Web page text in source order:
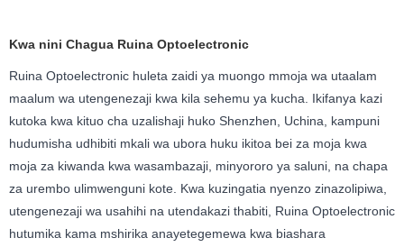
Kwa nini Chagua Ruina Optoelectronic
Ruina Optoelectronic huleta zaidi ya muongo mmoja wa utaalam
maalum wa utengenezaji kwa kila sehemu ya kucha. Ikifanya kazi
kutoka kwa kituo cha uzalishaji huko Shenzhen, Uchina, kampuni
hudumisha udhibiti mkali wa ubora huku ikitoa bei za moja kwa
moja za kiwanda kwa wasambazaji, minyororo ya saluni, na chapa
za urembo ulimwenguni kote. Kwa kuzingatia nyenzo zinazolipiwa,
utengenezaji wa usahihi na utendakazi thabiti, Ruina Optoelectronic
hutumika kama mshirika anayetegemewa kwa biashara